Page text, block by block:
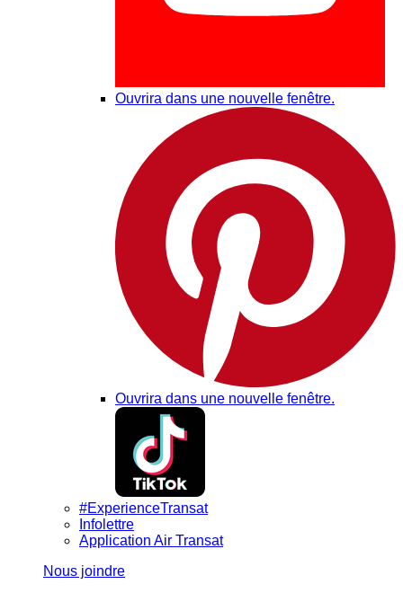
Ouvrira dans une nouvelle fenêtre.
Ouvrira dans une nouvelle fenêtre.
#ExperienceTransat
Infolettre
Application Air Transat
Nous joindre